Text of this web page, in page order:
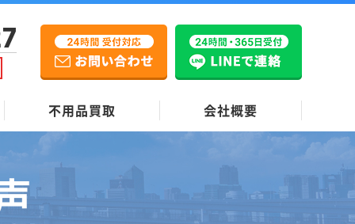
不用品買取 会社概要